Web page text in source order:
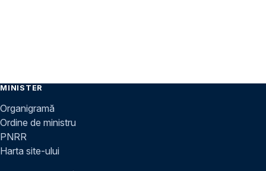
MINISTER
Organigramă
Ordine de ministru
PNRR
Harta site-ului